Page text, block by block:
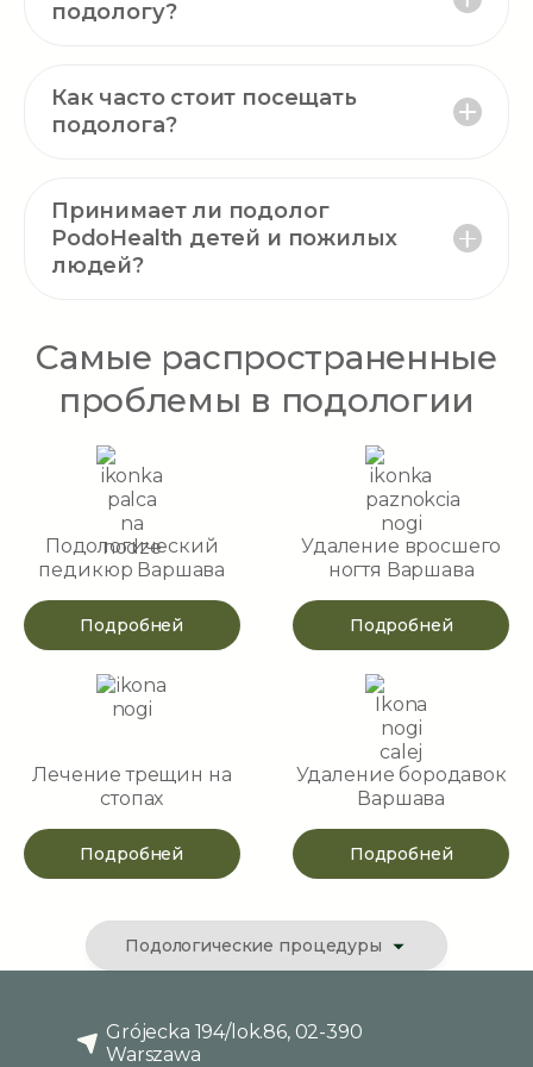
подологу?
Как часто стоит посещать
подолога?
Принимает ли подолог
PodoHealth детей и пожилых
людей?
Самые распространенные
проблемы в подологии
Подологический
педикюр Варшава
Подробней
Удаление вросшего
ногтя Варшава
Подробней
Лечение трещин на
стопах
Подробней
Удаление бородавок
Варшава
Подробней
Подологические процедуры
Grójecka 194/lok.86, 02-390
Warszawa